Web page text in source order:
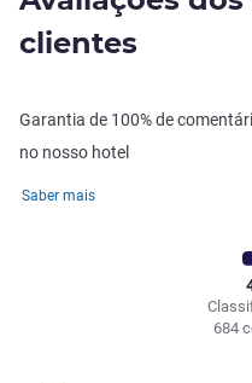
clientes
Garantia de 100% de
no nosso hotel
Saber mais
684